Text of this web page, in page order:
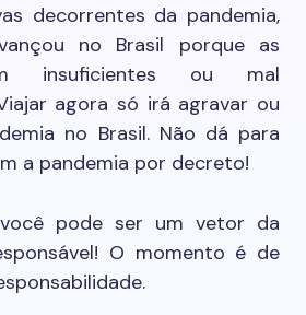
decorrentes da pandemia,
no Brasil porque as
insuficientes ou mal
agora só irá agravar ou
no Brasil. Não dá para
a pandemia por decreto!
pode ser um vetor da
O momento é de